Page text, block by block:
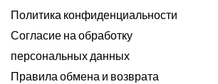
Политика конфиденциальности
Согласие на обработку
персональных данных
Правила обмена и возврата